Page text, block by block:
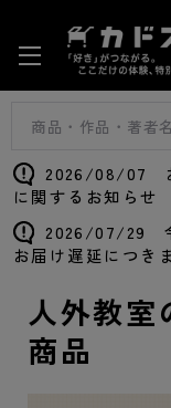
2026/08/07
に関するお知らせ
2026/07/29
お届け遅延につき
人外教室
商品